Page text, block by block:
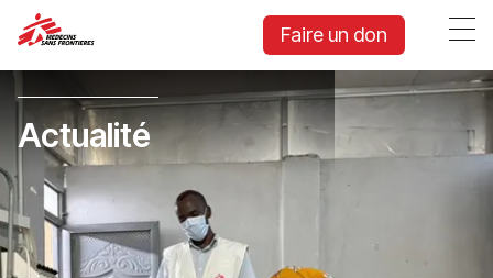
Faire un don
Actualité